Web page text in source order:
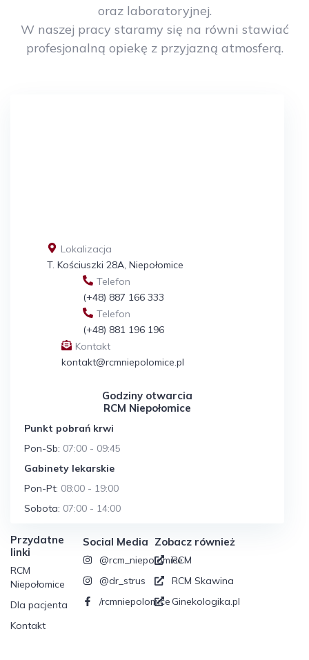
oraz laboratoryjnej.
W naszej pracy staramy się na równi stawiać
profesjonalną opiekę z przyjazną atmosferą.
Lokalizacja
T. Kościuszki 28A, Niepołomice
Telefon
(+48) 887 166 333
Telefon
(+48) 881 196 196
Kontakt
kontakt@rcmniepolomice.pl
Godziny otwarcia
RCM Niepołomice
Punkt pobrań krwi
Pon-Sb: 07:00 - 09:45
Gabinety lekarskie
Pon-Pt: 08:00 - 19:00
Sobota: 07:00 - 14:00
Przydatne
linki
RCM
Niepołomice
Dla pacjenta
Kontakt
Social Media
@rcm_niepolomice
@dr_strus
/rcmniepolomice
Zobacz również
RCM
RCM Skawina
Ginekologika.pl